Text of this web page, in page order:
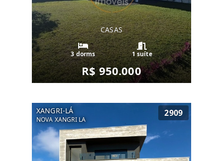
CASAS
3 dorms 1 suíte
R$ 950.000
XANGRI-LÁ
NOVA XANGRI LA
2909